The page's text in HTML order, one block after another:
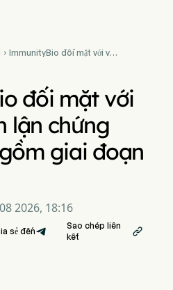
 ImmunityBio đối mặt với vụ
đối mặt với
lận chứng
giai đoạn
2026, 18:16
sẻ đến
Sao chép liên
kết
